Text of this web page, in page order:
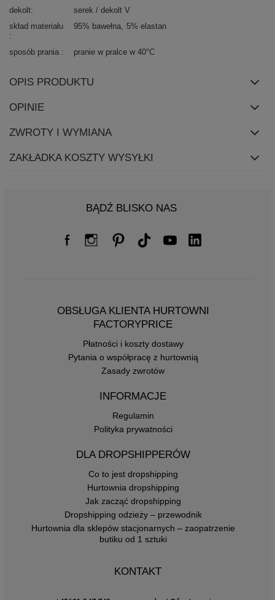
dekolt
serek / dekolt V
skład materiału
95% bawełna 5% elastan
sposób prania pranie w pralce w 40°C
OPIS PRODUKTU
OPINIE
ZWROTY I WYMIANA
ZAKŁADKA KOSZTY WYSYŁKI
BĄDŹ BLISKO NAS
OBSŁUGA KLIENTA HURTOWNI
FACTORYPRICE
Płatności i koszty dostawy
Pytania o współpracę z hurtownią
Zasady zwrotów
INFORMACJE
Regulamin
Polityka prywatności
DLA DROPSHIPPERÓW
Co to jest dropshipping
Hurtownia dropshipping
Jak zacząć dropshipping
Dropshipping odzieży – przewodnik
Hurtownia dla sklepów stacjonarnych – zaopatrzenie
butiku od 1 sztuki
KONTAKT